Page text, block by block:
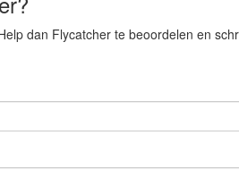
dan Flycatcher te beoordelen en